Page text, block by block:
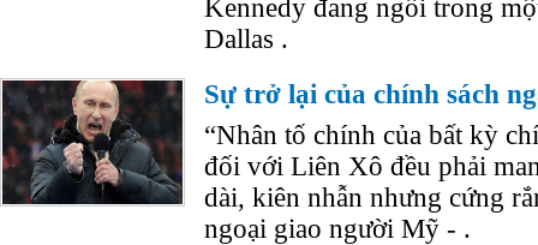
Kennedy đang ngồi trong
Dallas .
Sự trở lại của chính sách
“Nhân tố chính của bất kỳ
đối với Liên Xô đều phải
dài, kiên nhẫn nhưng cứng
ngoại giao người Mỹ - .